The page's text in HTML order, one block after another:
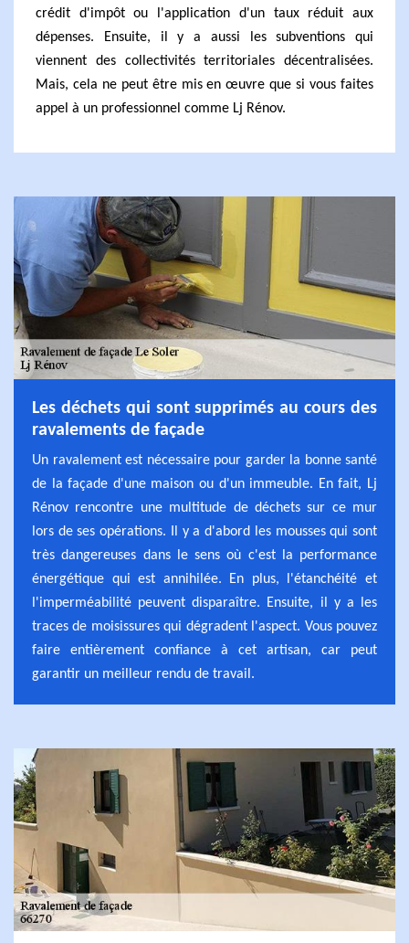
crédit d'impôt ou l'application d'un taux réduit aux
dépenses. Ensuite, il y a aussi les subventions qui
viennent des collectivités territoriales décentralisées.
Mais, cela ne peut être mis en œuvre que si vous faites
appel à un professionnel comme Lj Rénov.
Les déchets qui sont supprimés au cours des
ravalements de façade
Un ravalement est nécessaire pour garder la bonne santé
de la façade d'une maison ou d'un immeuble. En fait, Lj
Rénov rencontre une multitude de déchets sur ce mur
lors de ses opérations. Il y a d'abord les mousses qui sont
très dangereuses dans le sens où c'est la performance
énergétique qui est annihilée. En plus, l'étanchéité et
l'imperméabilité peuvent disparaître. Ensuite, il y a les
traces de moisissures qui dégradent l'aspect. Vous pouvez
faire entièrement confiance à cet artisan, car peut
garantir un meilleur rendu de travail.